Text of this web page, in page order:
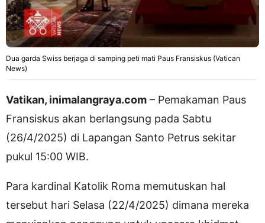
Dua garda Swiss berjaga di samping peti mati Paus Fransiskus (Vatican
News)
Vatikan, inimalangraya.com – Pemakaman Paus
Fransiskus akan berlangsung pada Sabtu
(26/4/2025) di Lapangan Santo Petrus sekitar
pukul 15:00 WIB.
Para kardinal Katolik Roma memutuskan hal
tersebut hari Selasa (22/4/2025) dimana mereka